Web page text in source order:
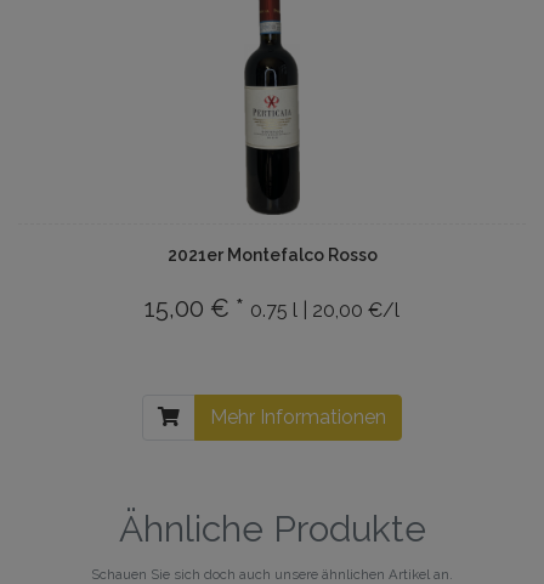
2021er Montefalco Rosso
15,00 € * 0.75 l | 20,00 €/l
Mehr Informationen
Ähnliche Produkte
Schauen Sie sich doch auch unsere ähnlichen Artikel an.